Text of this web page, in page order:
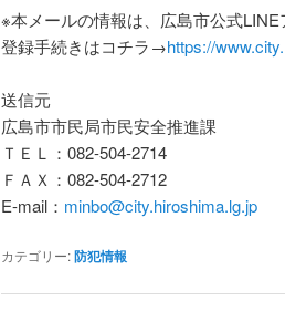
※本メールの情報は、広島市公式LINE
登録手続きはコチラ→https://
送信元
広島市市民局市民安全推進課
ＴＥＬ：082-504-2714
ＦＡＸ：082-504-2712
E-mail： minbo@city.hiroshima.lg.jp
カテゴリー:防犯情報